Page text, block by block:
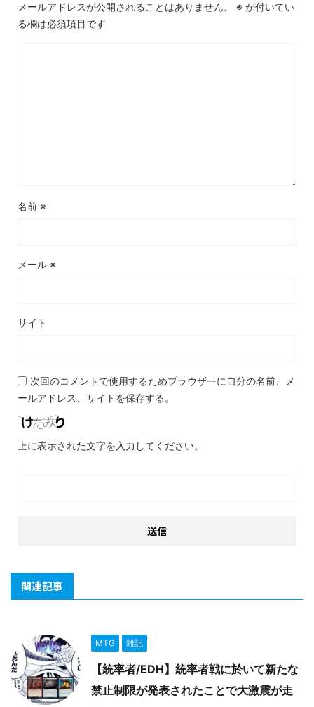
メールアドレスが公開されることはありません。 ※ が付いてい
る欄は必須項目です
名前 ※
メール ※
サイト
次回のコメントで使用するためブラウザーに自分の名前、メ
ールアドレス、サイトを保存する。
上に表示された文字を入力してください。
関連記事
MTG 雑記
【統率者/EDH】統率者戦に於いて新たな
禁止制限が発表されたことで大激震が走